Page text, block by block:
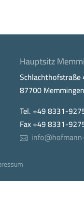
Hauptsitz
Schlachthofstraße
87700 Memmingen
Tel. +49 8331-
Fax +49 8331-